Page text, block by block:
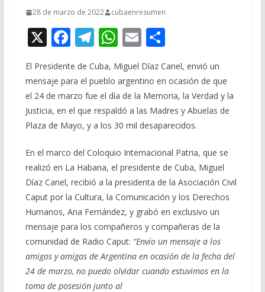
28 de marzo de 2022 cubaenresumen
X F
ac
e
b
o
o
k
T
el
e
gr
a
m
W
at
s
A
p
p
E
m
ai
l
C
m
p
ar
ti
r
El Presidente de Cuba, Miguel Díaz Canel, envió un
mensaje para el pueblo argentino en ocasión de que
el 24 de marzo fue el día de la Memoria, la Verdad y la
Justicia, en el que respaldó a las Madres y Abuelas de
Plaza de Mayo, y a los 30 mil desaparecidos.
En el marco del Coloquio Internacional Patria, que se
realizó en La Habana, el presidente de Cuba, Miguel
Díaz Canel, recibió a la presidenta de la Asociación Civil
Caput por la Cultura, la Comunicación y los Derechos
Humanos, Ana Fernández, y grabó en exclusivo un
mensaje para los compañeros y compañeras de la
comunidad de Radio Caput: “Envío un mensaje a los
amigos y amigas de Argentina en ocasión de la fecha del
24 de marzo, no puedo olvidar cuando estuvimos en la
toma de posesión junto al